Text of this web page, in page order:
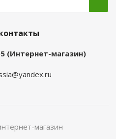
(Интернет-магазин)
магазин